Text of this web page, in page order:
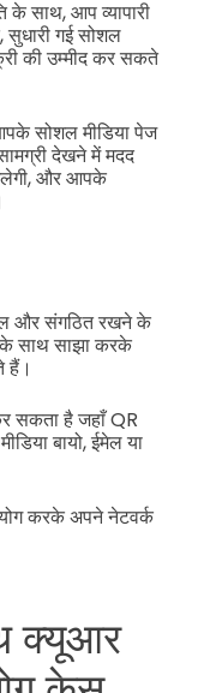
के साथ, आप व्यापारी
सुधारी गई सोशल
की उम्मीद कर सकते
सोशल मीडिया पेज
देखने में मदद
और आपके
और संगठित रखने के
साथ साझा करके
हैं।
सकता है जहाँ QR
बायो, ईमेल या
करके अपने नेटवर्क
क्यूआर